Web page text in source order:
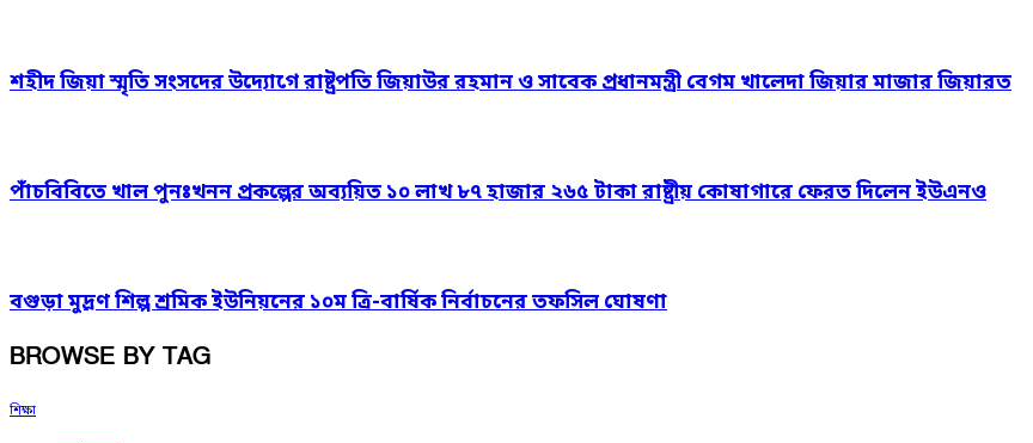
শহীদ জিয়া স্মৃতি সংসদের উদ্যোগে রাষ্ট্রপতি জিয়াউর রহমান ও সাবেক প্রধানমন্ত্রী বেগম খালেদা জিয়ার মাজার জিয়ারত
পাঁচবিবিতে খাল পুনঃখনন প্রকল্পের অব্যয়িত ১০ লাখ ৮৭ হাজার ২৬৫ টাকা রাষ্ট্রীয় কোষাগারে ফেরত দিলেন ইউএনও
বগুড়া মুদ্রণ শিল্প শ্রমিক ইউনিয়নের ১০ম ত্রি-বার্ষিক নির্বাচনের তফসিল ঘোষণা
BROWSE BY TAG
শিক্ষা